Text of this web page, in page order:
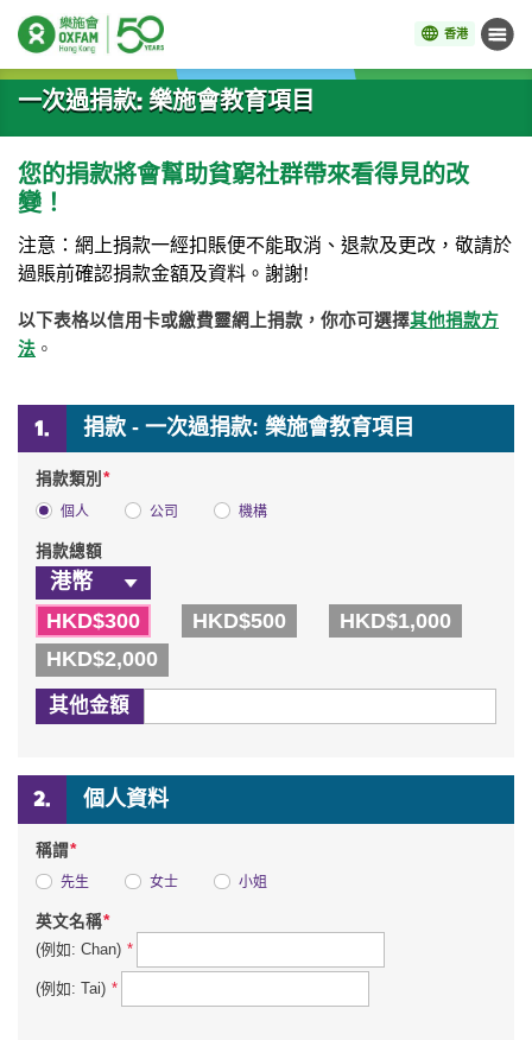
香港 目錄
開始主要內容
一次過捐款: 樂施會教育項目
您的捐款將會幫助貧窮社群帶來看得見的改
變！
注意：網上捐款一經扣賬便不能取消 、 退款及更改，敬請於
過賬前確認捐款金額及資料。謝謝!
以下表格以信用卡或繳費靈網上捐款，你亦可選擇其他捐款方
法 。
捐款 - 一次過捐款: 樂施會教育項目
捐款類別 *
個人 公司 機構
捐款總額
HKD$300 HKD$500
HKD$1,000
HKD$2,000
其他金額
個人資料
稱謂*
先生 女士 小姐
英文名稱*
(例如: Chan) *
(例如: Tai) *